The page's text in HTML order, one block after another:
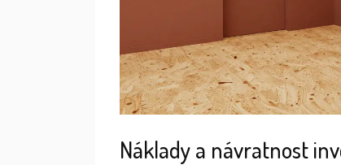
Náklady a návratnost